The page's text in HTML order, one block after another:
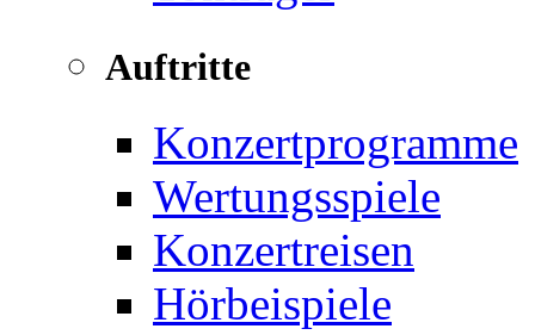
Auftritte
Konzertprogramme
Wertungsspiele
Konzertreisen
Hörbeispiele